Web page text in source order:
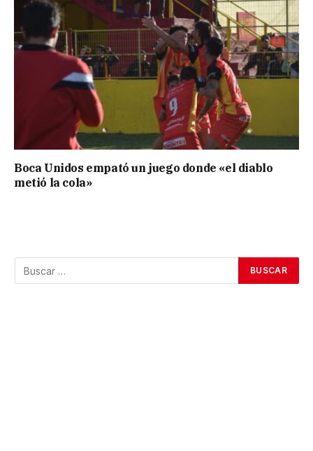
Boca Unidos empató un juego donde «el diablo
metió la cola»